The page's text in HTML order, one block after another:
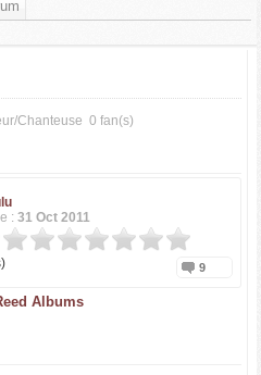
Chanteuse 0 fan(s)
:31 Oct 2011
9
Albums